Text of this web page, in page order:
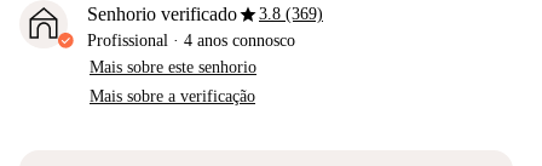
Senhorio verificadostar3.8 (369)
Profissional · 4 anos connosco
Mais sobre este senhorio
Mais sobre a verificação